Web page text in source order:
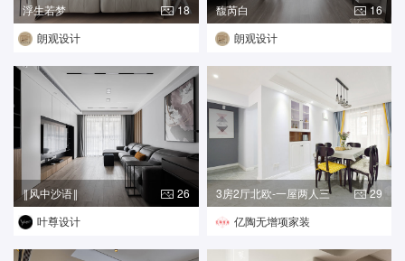
浮生若梦
18
朗观设计
馥芮白
16
朗观设计
‖风中沙语‖
26
叶尊设计
3房2厅北欧-一屋两人三
餐四季
29
亿陶无增项家装